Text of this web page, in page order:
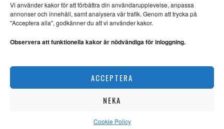
Vi använder kakor för att förbättra din användarupplevelse, anpassa
annonser och innehåll, samt analysera vår trafik. Genom att trycka på
"Acceptera alla", godkänner du att vi använder kakor.
Observera att funktionella kakor är nödvändiga för inloggning.
ACCEPTERA
NEKA
Cookie Policy